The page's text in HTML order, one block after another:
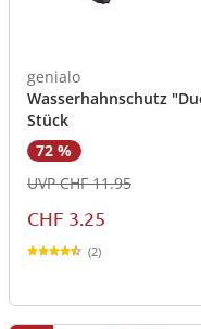
genialo
Wasserhahnschutz
Stück
72 %
CHF 3.25
UVP CHF 11.95
(2)